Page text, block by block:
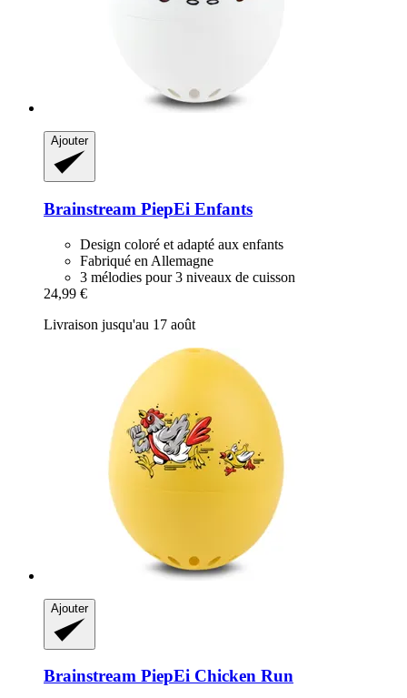
Ajouter
Brainstream PiepEi Enfants
Design coloré et adapté aux enfants
Fabriqué en Allemagne
3 mélodies pour 3 niveaux de cuisson
24,99 €
Livraison jusqu'au 17 août
Ajouter
Brainstream PiepEi Chicken Run